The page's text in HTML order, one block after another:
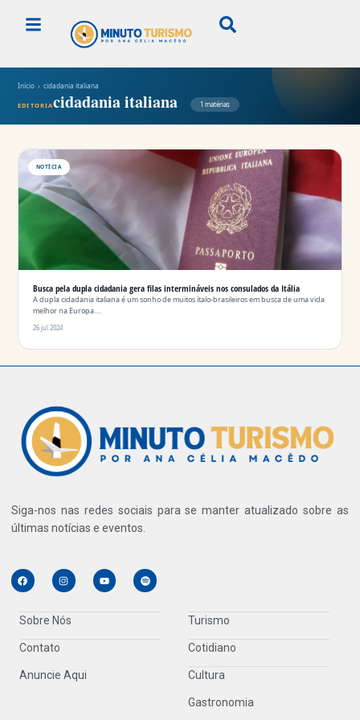
Início › cidadania italiana
EDITORIAcidadania italiana 1 matérias
NOTÍCIA
Busca pela dupla cidadania gera filas intermináveis nos consulados da Itália
A dupla cidadania italiana é um sonho de muitos ítalo-brasileiros em busca de uma vida
melhor na Europa.…
26 jul 2024
Siga-nos nas redes sociais para se manter atualizado sobre as
últimas notícias e eventos.
Sobre Nós
Contato
Anuncie Aqui
Turismo
Cotidiano
Cultura
Gastronomia